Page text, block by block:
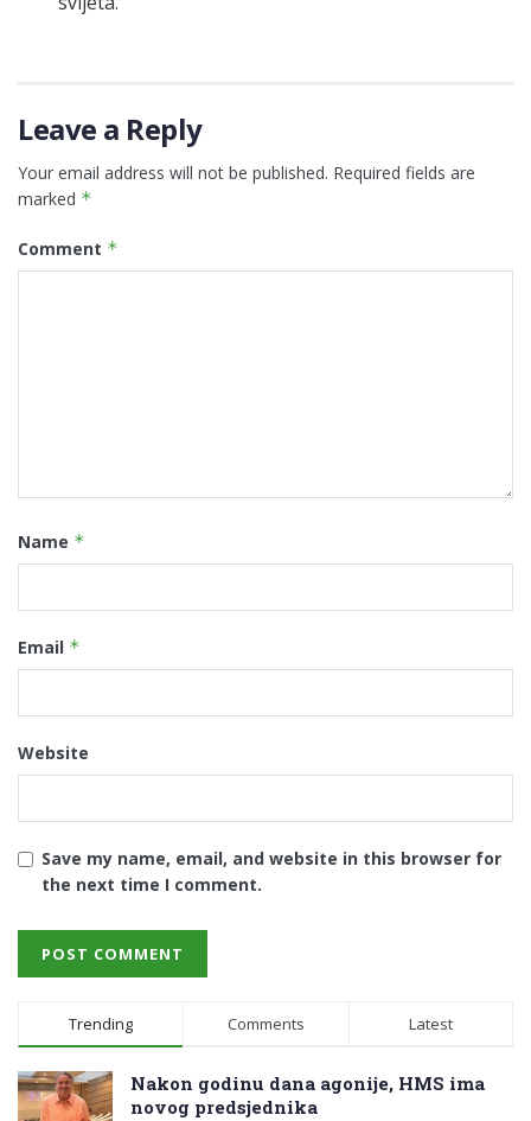
Leave a Reply
Your email address will not be published. Required fields are
marked *
Comment *
Name *
Email *
Website
Save my name, email, and website in this browser for
the next time I comment.
Trending Comments Latest
Nakon godinu dana agonije, HMS ima
novog predsjednika